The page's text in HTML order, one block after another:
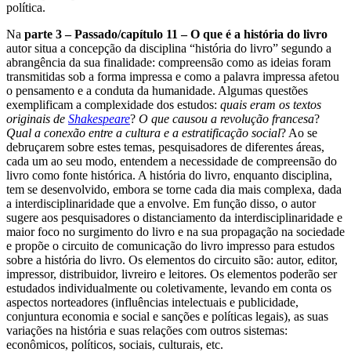
política.
Na parte 3 – Passado/capítulo 11 – O que é a história do livro
autor situa a concepção da disciplina “história do livro” segundo a
abrangência da sua finalidade: compreensão como as ideias foram
transmitidas sob a forma impressa e como a palavra impressa afetou
o pensamento e a conduta da humanidade. Algumas questões
exemplificam a complexidade dos estudos: quais eram os textos
originais de Shakespeare? O que causou a revolução francesa?
Qual a conexão entre a cultura e a estratificação social? Ao se
debruçarem sobre estes temas, pesquisadores de diferentes áreas,
cada um ao seu modo, entendem a necessidade de compreensão do
livro como fonte histórica. A história do livro, enquanto disciplina,
tem se desenvolvido, embora se torne cada dia mais complexa, dada
a interdisciplinaridade que a envolve. Em função disso, o autor
sugere aos pesquisadores o distanciamento da interdisciplinaridade e
maior foco no surgimento do livro e na sua propagação na sociedade
e propõe o circuito de comunicação do livro impresso para estudos
sobre a história do livro. Os elementos do circuito são: autor, editor,
impressor, distribuidor, livreiro e leitores. Os elementos poderão ser
estudados individualmente ou coletivamente, levando em conta os
aspectos norteadores (influências intelectuais e publicidade,
conjuntura economia e social e sanções e políticas legais), as suas
variações na história e suas relações com outros sistemas:
econômicos, políticos, sociais, culturais, etc.